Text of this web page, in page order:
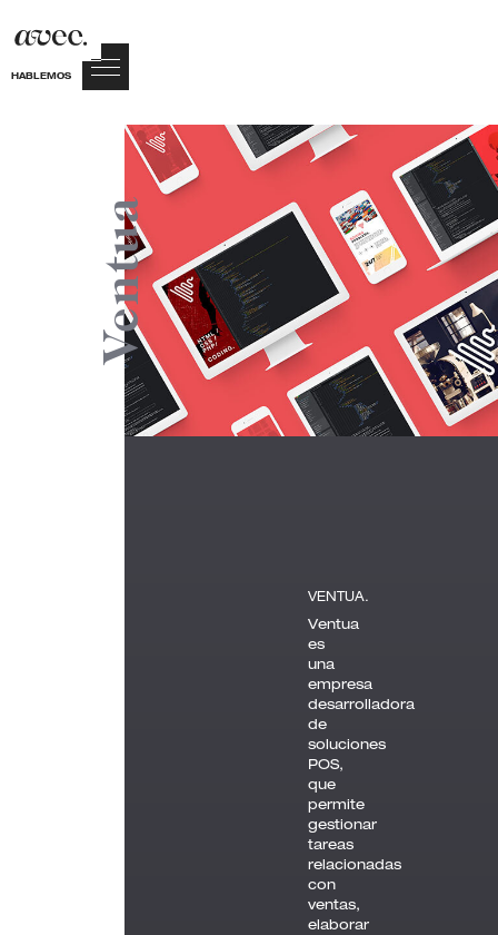
HABLEMOS
Ventua
VENTUA.
Ventua
es
una
empresa
desarrolladora
de
soluciones
POS,
que
permite
gestionar
tareas
relacionadas
con
ventas,
elaborar